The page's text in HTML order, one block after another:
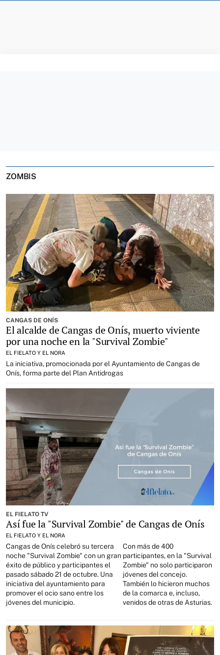
ZOMBIS
CANGAS DE ONÍS
El alcalde de Cangas de Onís, muerto viviente
por una noche en la "Survival Zombie"
EL FIELATO Y EL NORA
La iniciativa, promocionada por el Ayuntamiento de Cangas de
Onís, forma parte del Plan Antidrogas
EL FIELATO TV
Así fue la "Survival Zombie" de Cangas de Onís
EL FIELATO Y EL NORA
Cangas de Onís celebró su tercera
noche "Survival Zombie" con un gran
éxito de público y participantes el
pasado sábado 21 de octubre. Una
iniciativa del ayuntamiento para
promover el ocio sano entre los
jóvenes del municipio.
Con más de 400
participantes, en la "Survival
Zombie" no solo participaron
jóvenes del concejo.
También lo hicieron muchos
de la comarca e, incluso,
venidos de otras de Asturias.